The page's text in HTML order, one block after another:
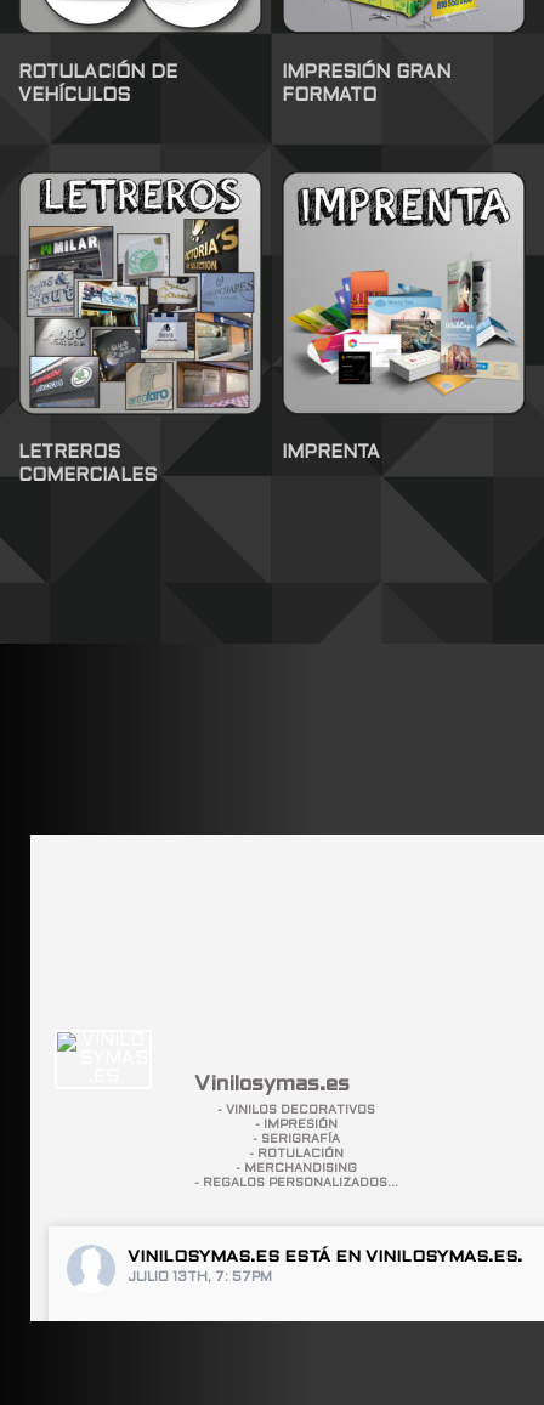
ROTULACIÓN DE
VEHÍCULOS
IMPRESIÓN GRAN
FORMATO
LETREROS
COMERCIALES
IMPRENTA
Vinilosymas.es
- VINILOS DECORATIVOS
- IMPRESIÓN
- SERIGRAFÍA
- ROTULACIÓN
- MERCHANDISING
- REGALOS PERSONALIZADOS...
VINILOSYMAS.ES ESTÁ EN VINILOSYMAS.ES.
JULIO 13TH, 7: 57PM